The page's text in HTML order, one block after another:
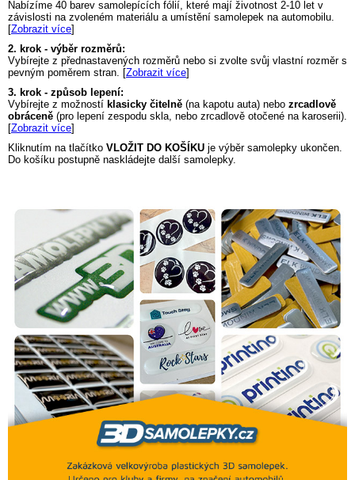
Nabízíme 40 barev samolepících fólií, které mají životnost 2-10 let v
závislosti na zvoleném materiálu a umístění samolepek na automobilu.
[Zobrazit více]
2. krok - výběr rozměrů:
Vybírejte z přednastavených rozměrů nebo si zvolte svůj vlastní rozměr s
pevným poměrem stran. [Zobrazit více]
3. krok - způsob lepení:
Vybírejte z možností klasicky čitelně (na kapotu auta) nebo zrcadlově
obráceně (pro lepení zespodu skla, nebo zrcadlově otočené na karoserii).
[Zobrazit více]
Kliknutím na tlačítko VLOŽIT DO KOŠÍKU je výběr samolepky ukončen.
Do košíku postupně naskládejte další samolepky.